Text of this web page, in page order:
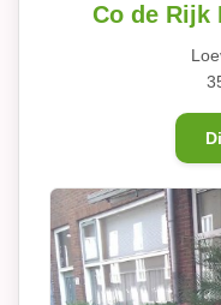
Co de Rijk